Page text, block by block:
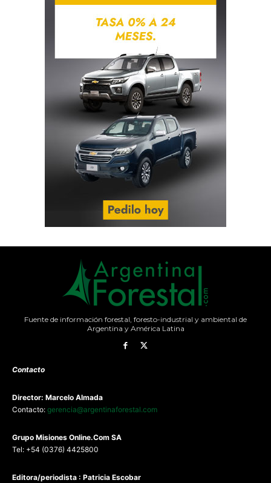
Fuente de información forestal, foresto-industrial y ambiental de
Argentina y América Latina
Contacto
Director: Marcelo Almada
Contacto: gerencia@argentinaforestal.com
Grupo Misiones Online.Com SA
Tel: +54 (0376) 4425800
Editora/periodista : Patricia Escobar